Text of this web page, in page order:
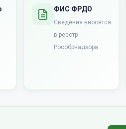
ФИС ФРДО
Сведения вносятся
в реестр
Рособрнадзора